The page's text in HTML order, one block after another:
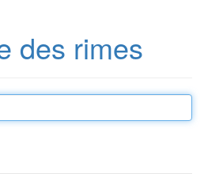
des rimes